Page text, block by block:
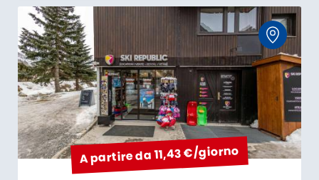
A partire da 11,43 €/giorno